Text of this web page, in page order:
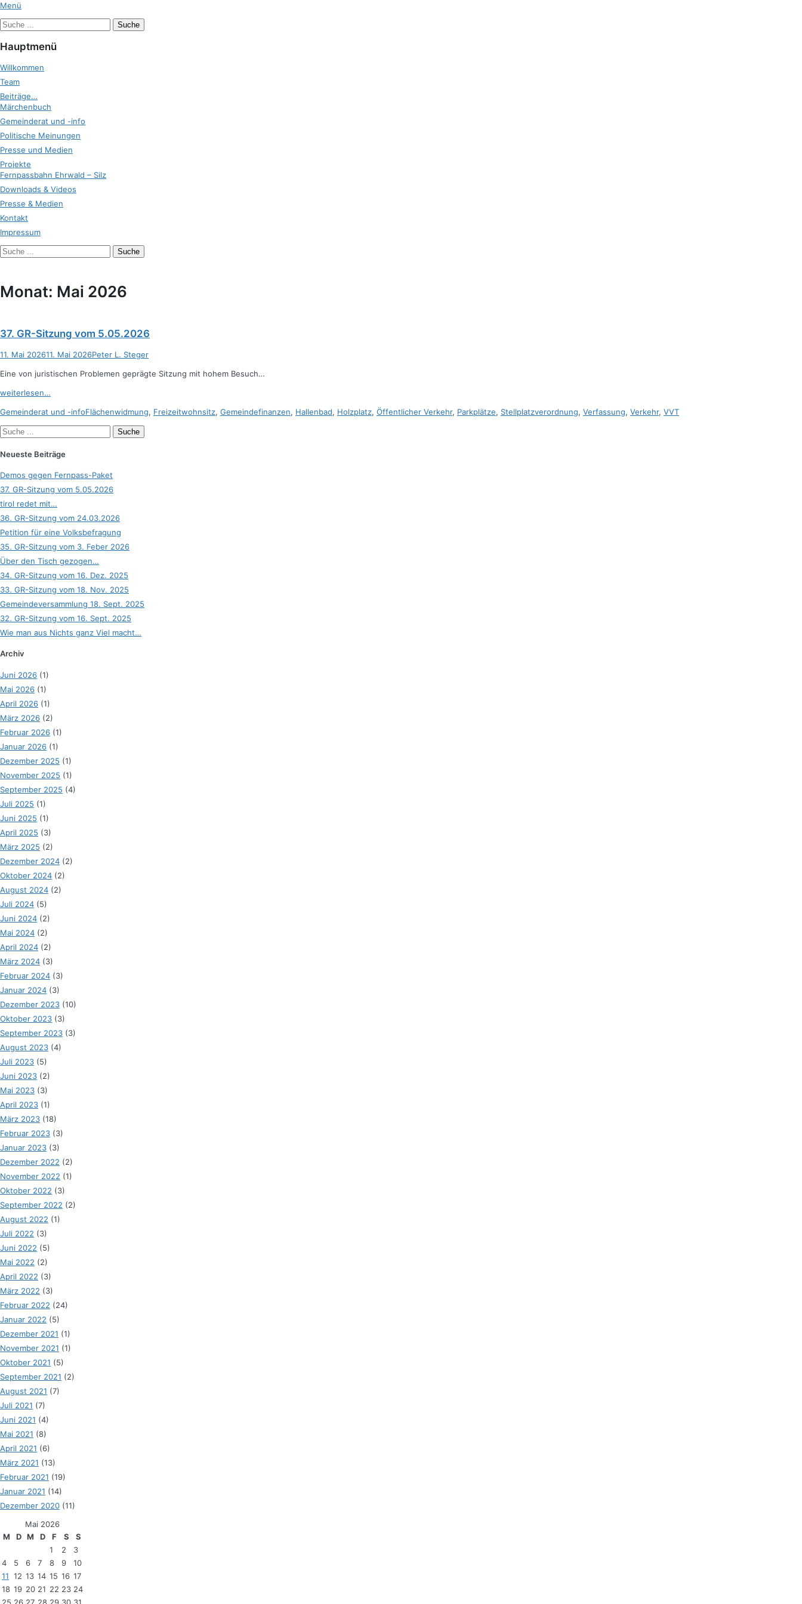
Zum
springen
Menü
Zukunft Ehrwald
Suche
nach:
Hauptmenü
Willkommen
Team
Beiträge…
Märchenbuch
Gemeinderat und -info
Politische Meinungen
Presse und Medien
Projekte
Fernpassbahn Ehrwald – Silz
Downloads & Videos
Presse & Medien
Kontakt
Impressum
bei
der
Suche
nach:
Monat: Mai 2026
37. GR-Sitzung vom 5.05.2026
Posted
11. Mai 202611. Mai 2026Autor
Peter L. Steger
Eine von juristischen Problemen geprägte Sitzung mit hohem Besuch…
weiterlesen…
Kategorien
Gemeinderat und -infoSchlagworte
Flächenwidmung, Freizeitwohnsitz, Gemeindefinanzen, Hallenbad, Holzplatz, Öffentlicher Verkehr, Parkplätze, Stellplatzverordnung, Verfassung, Verkehr, VVT
Suche
nach:
Neueste Beiträge
Demos gegen Fernpass-Paket
37. GR-Sitzung vom 5.05.2026
tirol redet mit…
36. GR-Sitzung vom 24.03.2026
Petition für eine Volksbefragung
35. GR-Sitzung vom 3. Feber 2026
Über den Tisch gezogen…
34. GR-Sitzung vom 16. Dez. 2025
33. GR-Sitzung vom 18. Nov. 2025
Gemeindeversammlung 18. Sept. 2025
32. GR-Sitzung vom 16. Sept. 2025
Wie man aus Nichts ganz Viel macht…
Archiv
Juni 2026 (1)
Mai 2026 (1)
April 2026 (1)
März 2026 (2)
Februar 2026 (1)
Januar 2026 (1)
Dezember 2025 (1)
November 2025 (1)
September 2025 (4)
Juli 2025 (1)
Juni 2025 (1)
April 2025 (3)
März 2025 (2)
Dezember 2024 (2)
Oktober 2024 (2)
August 2024 (2)
Juli 2024 (5)
Juni 2024 (2)
Mai 2024 (2)
April 2024 (2)
März 2024 (3)
Februar 2024 (3)
Januar 2024 (3)
Dezember 2023 (10)
Oktober 2023 (3)
September 2023 (3)
August 2023 (4)
Juli 2023 (5)
Juni 2023 (2)
Mai 2023 (3)
April 2023 (1)
März 2023 (18)
Februar 2023 (3)
Januar 2023 (3)
Dezember 2022 (2)
November 2022 (1)
Oktober 2022 (3)
September 2022 (2)
August 2022 (1)
Juli 2022 (3)
Juni 2022 (5)
Mai 2022 (2)
April 2022 (3)
März 2022 (3)
Februar 2022 (24)
Januar 2022 (5)
Dezember 2021 (1)
November 2021 (1)
Oktober 2021 (5)
September 2021 (2)
August 2021 (7)
Juli 2021 (7)
Juni 2021 (4)
Mai 2021 (8)
April 2021 (6)
März 2021 (13)
Februar 2021 (19)
Januar 2021 (14)
Dezember 2020 (11)
Mai 2026
M
D M D F S
S
1
2
3
4
5 6 7 8 9
10
11 12 13 14 15 16 17
18 19 20 21 22 23 24
25 26 27 28 29 30 31